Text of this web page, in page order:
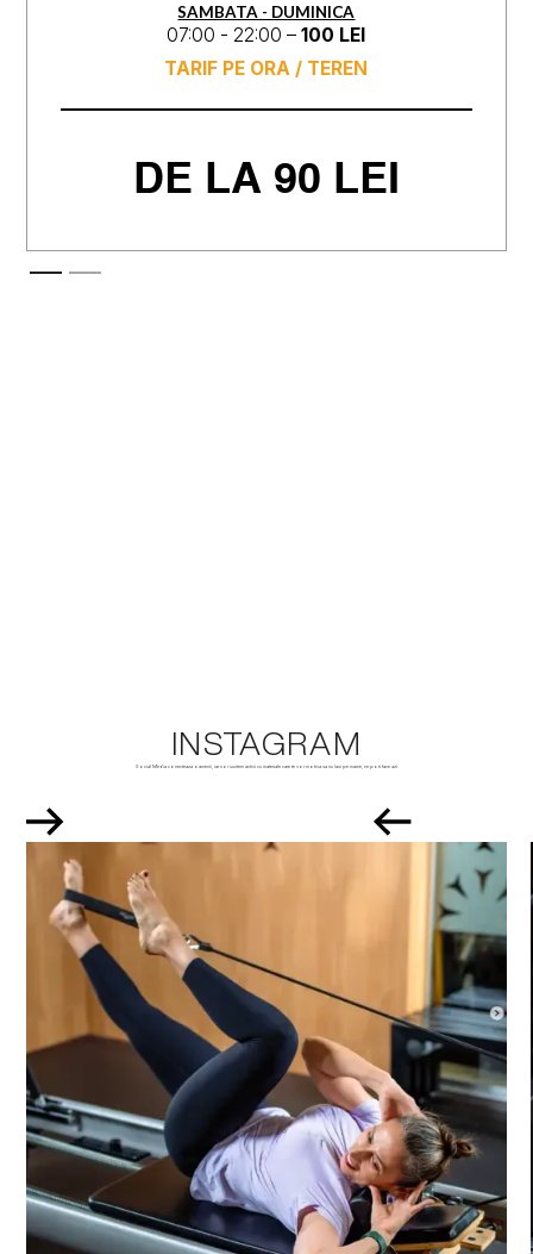
SAMBATA - DUMINICA
07:00 - 22:00 –100 LEI
TARIF PE ORA / TEREN
DE LA 90 LEI
INSTAGRAM
Social Media conecteaza oamenii, iar noi suntem activi cu materiale care te vor motiva sa nu lasi pe maine, ce poti face azi.